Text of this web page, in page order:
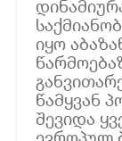
იყო
წამყვან
შევიდა
ევროპულ